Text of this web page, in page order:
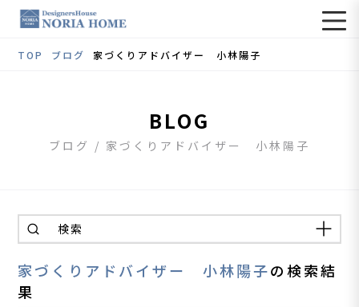
TOP ブログ 家づくりアドバイザー 小林陽子
BLOG
ブログ / 家づくりアドバイザー 小林陽子
検索
家づくりアドバイザー 小林陽子の検索結
果